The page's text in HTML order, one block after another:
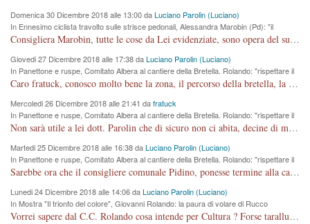
Domenica 30 Dicembre 2018 alle 13:00 daLuciano Parolin (Luciano)
In Ennesimo ciclista travolto sulle strisce pedonali, Alessandra Marobin (Pd): "il
Comune si svegli"
Consigliera Marobin, tutte le cose da Lei evidenziate, sono opera del suo ex Assessore e compagno di Partito Antonio Marco Dalla Pozza Assessore alla "progettazione" di piste ciclabili e altre porcherie. A lui manderei il conto da saldare per incidenti e danni alle persone. E' ora che "finiamola." Avete perso rassegnatevi. qui IL SINDACO RUCCO NON C'ENTRA PER NIENTE. CAPITO!!!!!!!! Amen.
Giovedi 27 Dicembre 2018 alle 17:38 daLuciano Parolin (Luciano)
In Panettone e ruspe, Comitato Albera al cantiere della Bretella. Rolando: "rispettare il
cronoprogramma"
Caro fratuck, conosco molto bene la zona, il percorso della bretella, la situazione dei cittadini, abito in Viale Trento. A partire dal 2003 ho partecipato al Comitato di Maddalene pro bretella, e a riunioni propositive per apportare modifiche al progetto. Numerose mie foto del territorio sono arrivate a Roma, altri miei interventi (non graditi dalla Sx) sono stati pubblicati dal GdV, assieme ad altri come Ciro Asproso, ora favorevole alla bretella. Ho partecipato alla raccolta firme per la chiusura della strada x 5 giorni eseguita dal Sindaco Hullwech per sforamento 180 Micro/g. Pertanto come impegno per la tematica sono apposto con la coscienza. Ora il Progetto è partito, fine! Voglio dire che la nuova Giunta "comunale" non c'entra più. L'opera sarà "malauguratamente" eseguita, ma non con il mio placet. Il Consigliere Comunale dovrebbe capire che la campagna elettorale è finita, con buona pace di tutti. Quello che invece dovrebbe interessare è la proprietà della strada, dall'uscita autostradale Ovest, sino alla Rotatoria dell'Albara, vi sono tre possessori: Autostrade SpA; La Provincia, il Comune. Come la mettiamo per il futuro ? I costi, da 50 sono saliti a 100 milioni di € come dire 20 milioni a KM (!) da non credere. Comunque si farà. Ma nessuno canti Vittoria, anzi meglio non farne un ulteriore fatto "partitico" per questioni elettorali o di seggio. Se mi manda la sua mail, sono disponibile ad inviare i documenti e le foto sopra descritte. Con ossequi, Luciano Parolin
Mercoledi 26 Dicembre 2018 alle 21:41 dafratuck
In Panettone e ruspe, Comitato Albera al cantiere della Bretella. Rolando: "rispettare il
cronoprogramma"
Non sarà utile a lei dott. Parolin che di sicuro non ci abita, decine di migliaia di TIR, automobili e padroncini che passano quotidianamente per una strada appena rotabile, non è più possibile stendere i panni, attraversare la strada senza rischiare la morte, le case stanno crepando, i tempi sono cambiati e la bretella non passerà assolutamente per maddalene (ma cosa sta a dire?!), dia invece responsabilità a chi ha costruito tagliando la strada che doveva invece terminare a isola vicentina e non al moracchino lasciando Motta di Costabissara ancora in panne di traffico. I tempi sono cambiati dottore e se l'anagrafe della vita stagna nell'essere umano impressioni conservatrici, la società non le considera perchè va avanti, si industrializza e ha bisogno di infrastrutture e di sviluppo. Ultima considerazione, se è geloso di Rolando perchè vede in lui solo campagne politiche mentre si difendono i SOLI diritti dei cittadini, la preghiamo faccia considerazioni più appropriate. Saluti e complimenti per i suoi scritti.
Martedi 25 Dicembre 2018 alle 16:38 daLuciano Parolin (Luciano)
In Panettone e ruspe, Comitato Albera al cantiere della Bretella. Rolando: "rispettare il
cronoprogramma"
Sarebbe ora che il consigliere comunale Pidino, ponesse termine alla campagna elettorale nel territorio del suo seggio Villaggio del Sole. La tiraca è iniziata, distruggerà 6 km di prateria ovest della città, ricca di fonti e sorgenti d'acqua. I cittadini di Maddalene non avranno più Pace la notte. Molta colpa per la costruzione di questa Strada è proprio del signor Rolando,dei suoi gazebo mobili e che vuol far passare questa opera VANDALICA come progetto "utile" a chi ? Non è cosa seria sig. Rolando!
Lunedi 24 Dicembre 2018 alle 14:06 daLuciano Parolin (Luciano)
In Mostra "Il trionfo del colore", Giovanni Rolando: la paura di volare di Rucco
Vorrei sapere dal C.C. Rolando cosa intende per Cultura ? Forse tarallucci, vino e sagre, o spaghetti tricolori del PD ? Il continuo (s)parlare della mostra a Palazzo Chiericati caro consigliere DANNEGGIA FORTEMENTE l'immagine della città TUTTA e fa deviare i consensi che in RUSSIA (badi bene ex U.R.S.S.) sono ECCELLENTI. A livello artistico l'evento è di alta Valenza culturale, COMPITO di Tutta la Cittadinanza fare il possibile per propagandare l'iniziativa senza farne UN CASO PARTITICO come fa Lei da sempre. Meno Gazebo + Partecipazione! E così sia. Amen.